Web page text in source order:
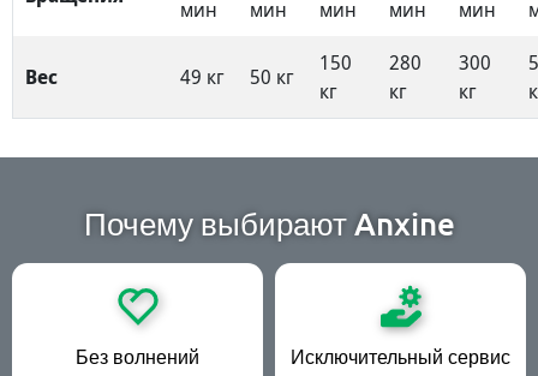
мин
мин
мин
мин
мин
Вес 49 кг 50 кг
150
кг
280
кг
300
кг
Почему выбирают Anxine
Без волнений Исключительный сервис